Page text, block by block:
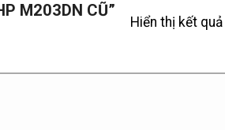
M203DN CŨ”
Hiển thị kết